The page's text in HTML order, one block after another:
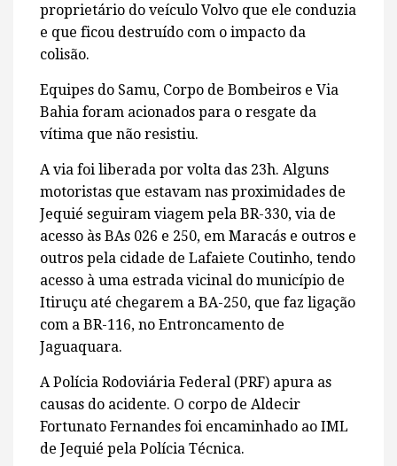
proprietário do veículo Volvo que ele conduzia
e que ficou destruído com o impacto da
colisão.
Equipes do Samu, Corpo de Bombeiros e Via
Bahia foram acionados para o resgate da
vítima que não resistiu.
A via foi liberada por volta das 23h. Alguns
motoristas que estavam nas proximidades de
Jequié seguiram viagem pela BR-330, via de
acesso às BAs 026 e 250, em Maracás e outros e
outros pela cidade de Lafaiete Coutinho, tendo
acesso à uma estrada vicinal do município de
Itiruçu até chegarem a BA-250, que faz ligação
com a BR-116, no Entroncamento de
Jaguaquara.
A Polícia Rodoviária Federal (PRF) apura as
causas do acidente. O corpo de Aldecir
Fortunato Fernandes foi encaminhado ao IML
de Jequié pela Polícia Técnica.